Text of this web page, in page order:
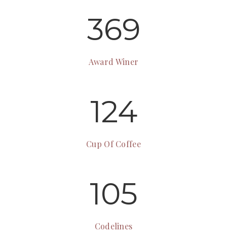
369
Award Winer
124
Cup Of Coffee
105
Codelines